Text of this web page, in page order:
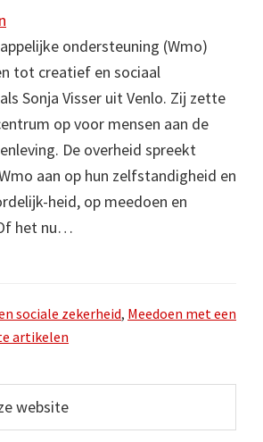
ondersteuning (Wmo)
tot creatief en sociaal
Sonja Visser uit Venlo. Zij zette
op voor mensen aan de
De overheid spreekt
aan op hun zelfstandigheid en
heid, op meedoen en
het nu…
sociale zekerheid, Meedoen met een
artikelen